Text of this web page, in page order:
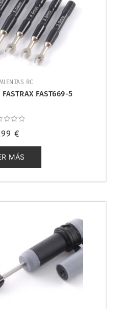
RC
FAST669-5
€
MÁS